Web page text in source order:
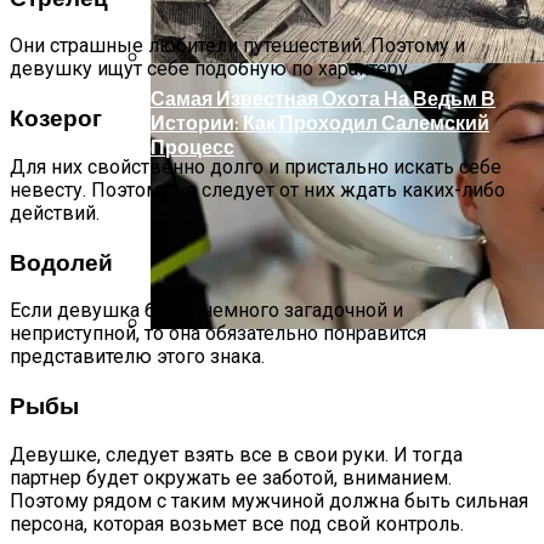
Лунный Календарь Окрашивания
Самая Известная Охота На Ведьм В
Истории: Как Проходил Салемский
Процесс
Они страшные любители путешествий. Поэтому и
девушку ищут себе подобную по характеру.
Козерог
Для них свойственно долго и пристально искать себе
невесту. Поэтому не следует от них ждать каких-либо
действий.
Водолей
Если девушка будет немного загадочной и
неприступной, то она обязательно понравится
представителю этого знака.
Рыбы
Девушке, следует взять все в свои руки. И тогда
партнер будет окружать ее заботой, вниманием.
Поэтому рядом с таким мужчиной должна быть сильная
персона, которая возьмет все под свой контроль.